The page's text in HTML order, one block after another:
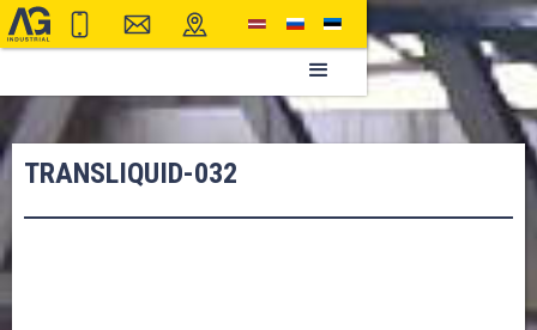
TRANSLIQUID-032